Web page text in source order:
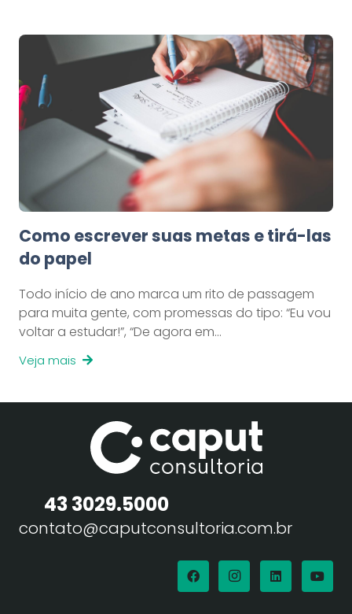
Como escrever suas metas e tirá-las
do papel
Todo início de ano marca um rito de passagem
para muita gente, com promessas do tipo: “Eu vou
voltar a estudar!”, “De agora em…
Veja mais
43 3029.5000
contato@caputconsultoria.com.br